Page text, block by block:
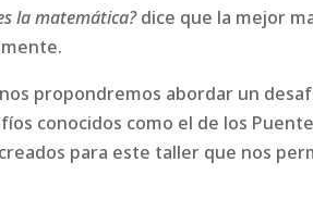
la matemática?dice que la mejor
propondremos abordar un
conocidos como el de los
para este taller que nos